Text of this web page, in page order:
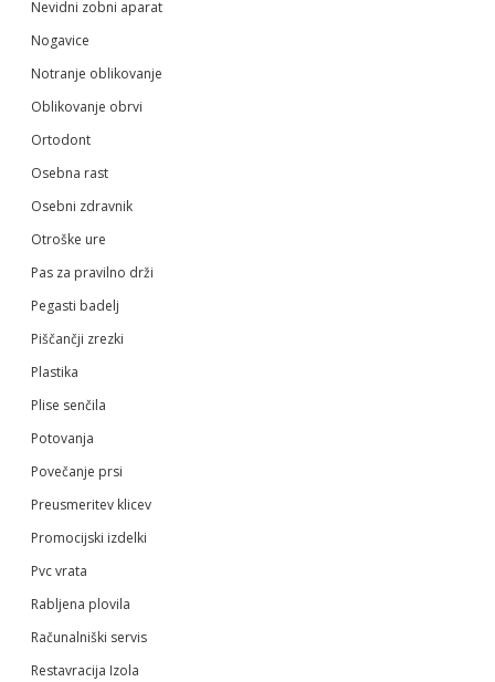
Nevidni zobni aparat
Nogavice
Notranje oblikovanje
Oblikovanje obrvi
Ortodont
Osebna rast
Osebni zdravnik
Otroške ure
Pas za pravilno drži
Pegasti badelj
Piščančji zrezki
Plastika
Plise senčila
Potovanja
Povečanje prsi
Preusmeritev klicev
Promocijski izdelki
Pvc vrata
Rabljena plovila
Računalniški servis
Restavracija Izola